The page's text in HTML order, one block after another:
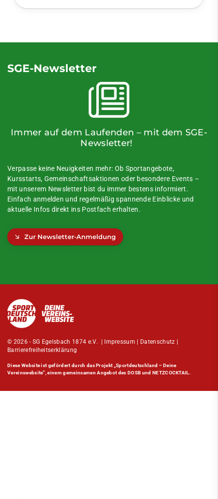
SGE-Newsletter
Immer auf dem Laufenden – mit dem SGE-
Newsletter!
Verpasse keine Neuigkeiten mehr: Ob Sportangebote,
Kursstarts, Gemeinschaftsaktionen oder besondere Events –
mit unserem Newsletter bist du immer bestens informiert.
Einfach anmelden und regelmäßig spannende Einblicke und
aktuelle Infos direkt ins Postfach erhalten.
Zur Newsletter-Anmeldung
© 2026 - SG Egelsbach 1874 e.V. | Impressum | Datenschutz |
Barrierefreiheitserklärung
Diese Website ist gefördert durch das Projekt„Sportdeutschland – Deine
Vereinswebsite”, einem gemeinsamen Angebot des DOSB und NETZCOCKTAIL.